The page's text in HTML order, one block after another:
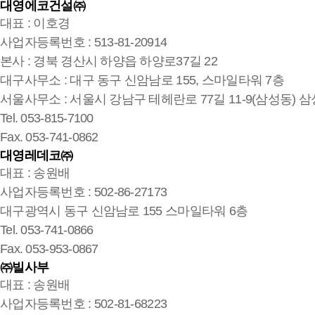
대영에코건설㈜
대표 : 이호경
사업자등록번호 : 513-81-20914
본사 : 경북 경산시 하양읍 하양로37길 22
대구사무소 : 대구 동구 신암남로 155, 스마일타워 7층
서울사무소 : 서울시 강남구 테헤란로 77길 11-9(삼성동) 삼
Tel. 053-815-7100
Fax. 053-741-0862
대영레데코㈜
대표 : 송원배
사업자등록번호 : 502-86-27173
대구광역시 동구 신암남로 155 스마일타워 6층
Tel. 053-741-0866
Fax. 053-953-0867
㈜빌사부
대표 : 송원배
사업자등록번호 : 502-81-68223